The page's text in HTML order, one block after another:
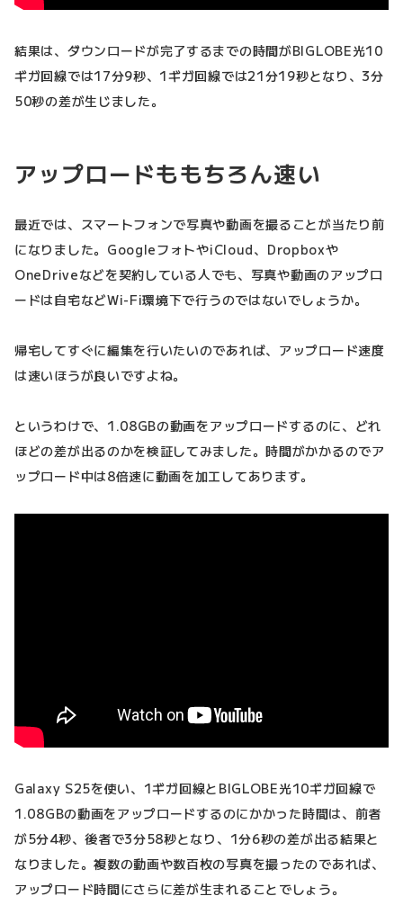
結果は、ダウンロードが完了するまでの時間がBIGLOBE光10
ギガ回線では17分9秒、1ギガ回線では21分19秒となり、3分
50秒の差が生じました。
アップロードももちろん速い
最近では、スマートフォンで写真や動画を撮ることが当たり前
になりました。GoogleフォトやiCloud、Dropboxや
OneDriveなどを契約している人でも、写真や動画のアップロ
ードは自宅などWi-Fi環境下で行うのではないでしょうか。
帰宅してすぐに編集を行いたいのであれば、アップロード速度
は速いほうが良いですよね。
というわけで、1.08GBの動画をアップロードするのに、どれ
ほどの差が出るのかを検証してみました。時間がかかるのでア
ップロード中は8倍速に動画を加工してあります。
Galaxy S25を使い、1ギガ回線とBIGLOBE光10ギガ回線で
1.08GBの動画をアップロードするのにかかった時間は、前者
が5分4秒、後者で3分58秒となり、1分6秒の差が出る結果と
なりました。複数の動画や数百枚の写真を撮ったのであれば、
アップロード時間にさらに差が生まれることでしょう。